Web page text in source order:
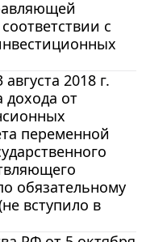
с
2018 г.
дохода от
переменной
обязательному
вступило в